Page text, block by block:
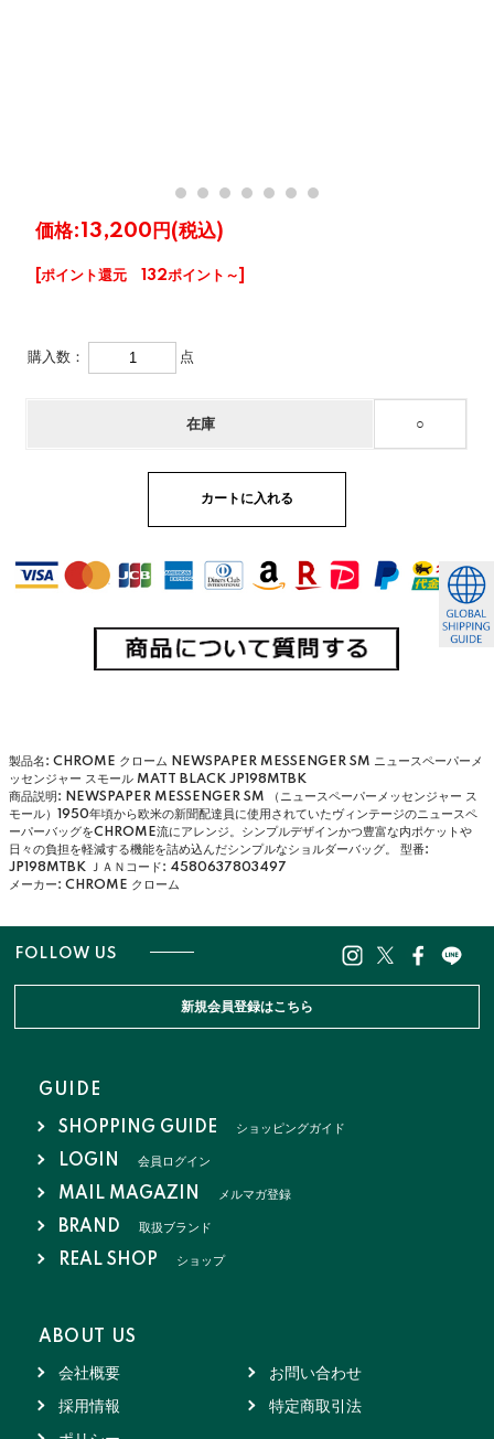
価格:13,200円 (税込)
[ポイント還元 132ポイント～]
購入数： 点
在庫 ○
製品名: CHROME クローム NEWSPAPER MESSENGER SM ニュースペーパーメ
ッセンジャー スモール MATT BLACK JP198MTBK
商品説明: NEWSPAPER MESSENGER SM （ニュースペーパーメッセンジャー ス
モール）1950年頃から欧米の新聞配達員に使用されていたヴィンテージのニュースペ
ーパーバッグをCHROME流にアレンジ。シンプルデザインかつ豊富な内ポケットや
日々の負担を軽減する機能を詰め込んだシンプルなショルダーバッグ。
型番:
JP198MTBK ＪＡＮコード: 4580637803497
メーカー: CHROME クローム
FOLLOW US
新規会員登録はこちら
GUIDE
SHOPPING GUIDE ショッピングガイド
LOGIN 会員ログイン
MAIL MAGAZIN メルマガ登録
BRAND 取扱ブランド
REAL SHOP ショップ
ABOUT US
会社概要
お問い合わせ
採用情報
特定商取引法